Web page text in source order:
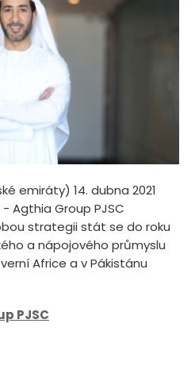
emiráty) 14. dubna 2021
- Agthia Group PJSC
strategii stát se do roku
a nápojového průmyslu
Africe a v Pákistánu
PJSC